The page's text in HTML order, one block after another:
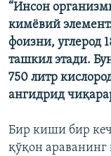
“Инсон
кимëвий
фоизни, углерод
ташкил этади.
750 литр
ангидрид
Бир киши бир
қўқон араванинг